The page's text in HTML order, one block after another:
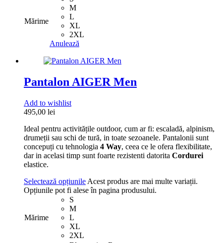
Mărime
M
L
XL
2XL
Anulează
Pantalon AIGER Men
Add to wishlist
495,00 lei
Ideal pentru activitățile outdoor, cum ar fi: escaladă, alpinism,
drumeții sau schi de tură, in toate sezoanele. Pantalonii sunt
concepuți cu tehnologia 4 Way, ceea ce le ofera flexibilitate,
dar in acelasi timp sunt foarte rezistenti datorita Cordurei
elastice.
Selectează opțiunile Acest produs are mai multe variații.
Opțiunile pot fi alese în pagina produsului.
Mărime
S
M
L
XL
2XL